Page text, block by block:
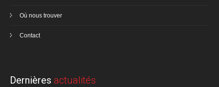
Où nous trouver
Contact
Dernières actualités